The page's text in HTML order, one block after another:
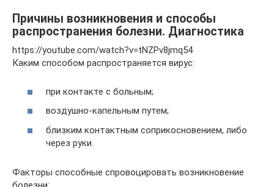
Причины возникновения и способы
распространения болезни. Диагностика
https://youtube.com/watch?v=tNZPv8jmq54
Каким способом распространяется вирус:
при контакте с больным;
воздушно-капельным путем;
близким контактным соприкосновением, либо
через руки.
Факторы способные спровоцировать возникновение